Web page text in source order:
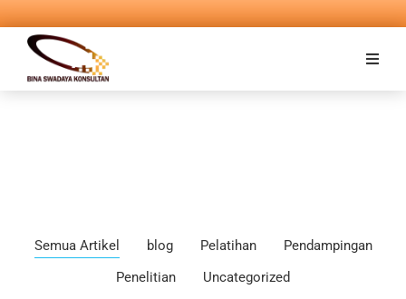
Semua Artikel blog Pelatihan
Pendampingan
Penelitian
Uncategorized